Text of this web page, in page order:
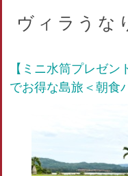
ヴィラうな
【ミニ水筒プレゼ
でお得な島旅＜朝食